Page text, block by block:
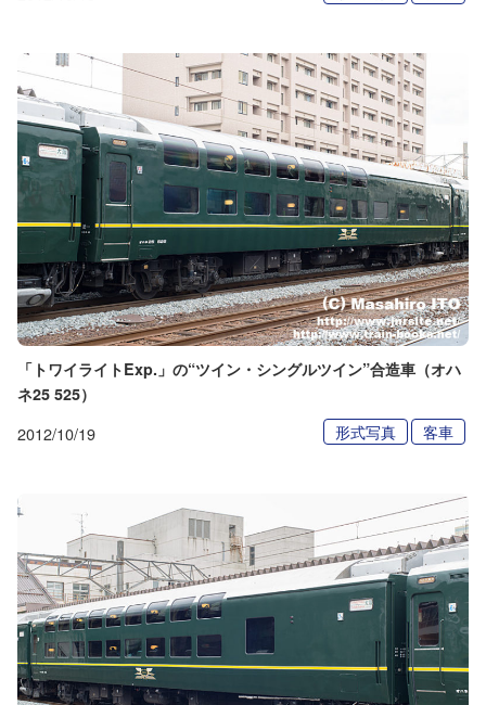
「トワイライトExp.」の“ツイン・シングルツイン”合造車（オハ
ネ25 525）
2012/10/19 形式写真 客車